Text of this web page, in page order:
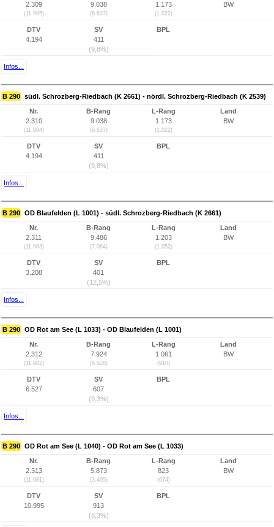
2.309
(11.985)
9.038
(6.637)
1.173
(1.022)
BW
DTV
4.194
SV
411
(9,8%)
BPL
Infos...
B 290 südl. Schrozberg-Riedbach (K 2661) - nördl. Schrozberg-Riedbach (K 2539)
Nr.
2.310
(11.984)
B-Rang
9.038
(6.637)
L-Rang
1.173
(1.022)
Land
BW
DTV
4.194
SV
411
(9,8%)
BPL
Infos...
B 290 OD Blaufelden (L 1001) - südl. Schrozberg-Riedbach (K 2661)
Nr.
2.311
(11.983)
B-Rang
9.486
(7.084)
L-Rang
1.203
(1.052)
Land
BW
DTV
3.208
SV
401
(12,5%)
BPL
Infos...
B 290 OD Rot am See (L 1033) - OD Blaufelden (L 1001)
Nr.
2.312
(11.982)
B-Rang
7.924
(5.528)
L-Rang
1.061
(910)
Land
BW
DTV
6.527
SV
607
(9,3%)
BPL
Infos...
B 290 OD Rot am See (L 1040) - OD Rot am See (L 1033)
Nr.
2.313
(11.981)
B-Rang
5.873
(3.495)
L-Rang
823
(674)
Land
BW
DTV
10.995
SV
913
(8,3%)
BPL